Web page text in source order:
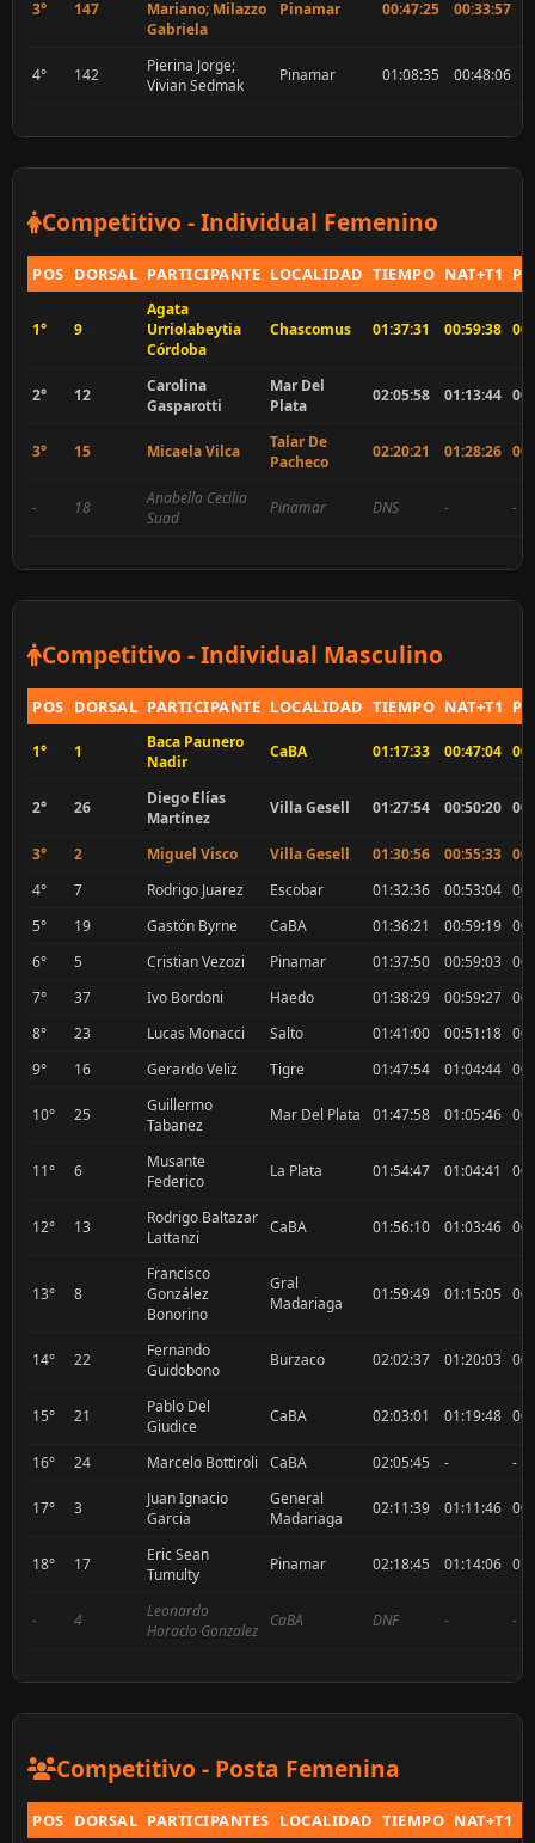
3° 147
Mariano; Milazzo
Gabriela
Pinamar 00:47:25 00:33:57
4° 142
Pierina Jorge;
Vivian Sedmak
Pinamar 01:08:35 00:48:06
Competitivo - Individual Femenino
POS DORSAL PARTICIPANTE LOCALIDAD TIEMPO NAT+T1
1° 9
Agata
Urriolabeytia
Córdoba
Chascomus 01:37:31 00:59:38
2° 12
Carolina
Gasparotti
Mar Del
Plata
02:05:58 01:13:44
3° 15 Micaela Vilca
Talar De
Pacheco
02:20:21 01:28:26
- 18
Anabella Cecilia
Suad
Pinamar DNS - -
Competitivo - Individual Masculino
POS DORSAL PARTICIPANTE LOCALIDAD TIEMPO NAT+T1
1° 1
Baca Paunero
Nadir
CaBA 01:17:33 00:47:04
2° 26
Diego Elías
Martínez
Villa Gesell 01:27:54 00:50:20
3° 2 Miguel Visco Villa Gesell 01:30:56 00:55:33
4°
7 Rodrigo Juarez Escobar 01:32:36 00:53:04
5°
19 Gastón Byrne CaBA 01:36:21 00:59:19
6°
5 Cristian Vezozi Pinamar 01:37:50 00:59:03
7°
37 Ivo Bordoni Haedo 01:38:29 00:59:27
8°
23 Lucas Monacci Salto 01:41:00 00:51:18
9°
16 Gerardo Veliz Tigre 01:47:54 01:04:44
10° 25
Guillermo
Tabanez
Mar Del Plata 01:47:58 01:05:46
11° 6
Musante
Federico
La Plata 01:54:47 01:04:41
12° 13
Rodrigo Baltazar
Lattanzi
CaBA 01:56:10 01:03:46
13° 8
Francisco
González
Bonorino
Gral
Madariaga
01:59:49 01:15:05
14° 22
Fernando
Guidobono
Burzaco 02:02:37 01:20:03
15° 21
Pablo Del
Giudice
CaBA 02:03:01 01:19:48
16° 24 Marcelo Bottiroli CaBA 02:05:45 - -
17° 3
Juan Ignacio
Garcia
General
Madariaga
02:11:39 01:11:46
18° 17
Eric Sean
Tumulty
Pinamar 02:18:45 01:14:06
- 4
Leonardo
Horacio Gonzalez
CaBA DNF - -
Competitivo - Posta Femenina
POS DORSAL PARTICIPANTES LOCALIDAD TIEMPO NAT+T1